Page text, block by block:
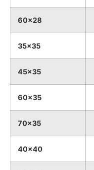
60x28
35x35
45x35
60x35
70x35
40x40